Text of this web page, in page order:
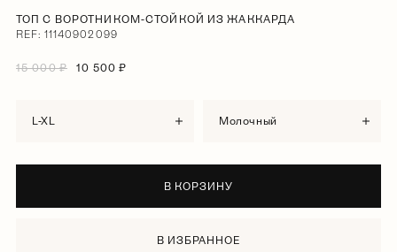
ТОП С ВОРОТНИКОМ-СТОЙКОЙ ИЗ ЖАККАРДА
REF: 11140902099
15 000 ₽ 10 500 ₽
L-XL молочный
В КОРЗИНУ
В ИЗБРАННОЕ